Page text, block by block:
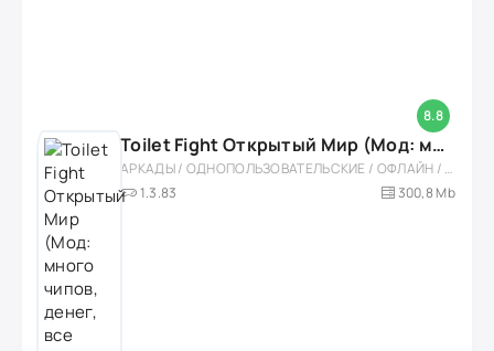
8.8
Toilet Fight Открытый Мир (Мод: много чипов, денег, все открыто, бессмертие, урон, 50+ читов)
АРКАДЫ / ОДНОПОЛЬЗОВАТЕЛЬСКИЕ / ОФЛАЙН / МОД / РОЛЕВЫЕ / ШУТЕРЫ / ОТКРЫТЫЙ МИР / ВСТРОЕННЫЙ КЕШ / 3D / ЭКШЕНЫ / ТУАЛЕТНЫЕ ВОЙНЫ / ДЛЯ ДЕТЕЙ
1.3.83
300,8 Mb